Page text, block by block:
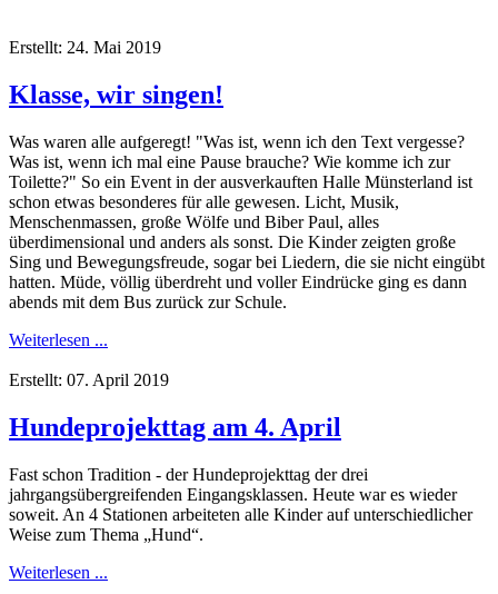
Erstellt: 24. Mai 2019
Klasse, wir singen!
Was waren alle aufgeregt! "Was ist, wenn ich den Text vergesse?
Was ist, wenn ich mal eine Pause brauche? Wie komme ich zur
Toilette?" So ein Event in der ausverkauften Halle Münsterland ist
schon etwas besonderes für alle gewesen. Licht, Musik,
Menschenmassen, große Wölfe und Biber Paul, alles
überdimensional und anders als sonst. Die Kinder zeigten große
Sing und Bewegungsfreude, sogar bei Liedern, die sie nicht eingübt
hatten. Müde, völlig überdreht und voller Eindrücke ging es dann
abends mit dem Bus zurück zur Schule.
Weiterlesen ...
Erstellt: 07. April 2019
Hundeprojekttag am 4. April
Fast schon Tradition - der Hundeprojekttag der drei
jahrgangsübergreifenden Eingangsklassen. Heute war es wieder
soweit. An 4 Stationen arbeiteten alle Kinder auf unterschiedlicher
Weise zum Thema „Hund“.
Weiterlesen ...